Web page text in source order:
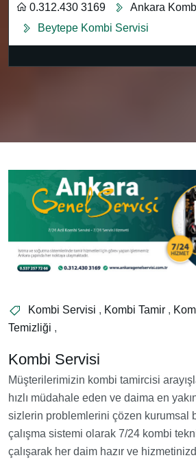
0.312.430 3169
Ankara
Beytepe Kombi Servisi
Kombi Servisi , Kombi Tamir ,
Temizliği ,
Kombi Servisi
Müşterilerimizin kombi tamircisi
hızlı müdahale eden ve daima en
sizlerin problemlerini çözen kurumsal
çalışma sistemi olarak 7/24 kombi
çalışarak her daim hazır ve